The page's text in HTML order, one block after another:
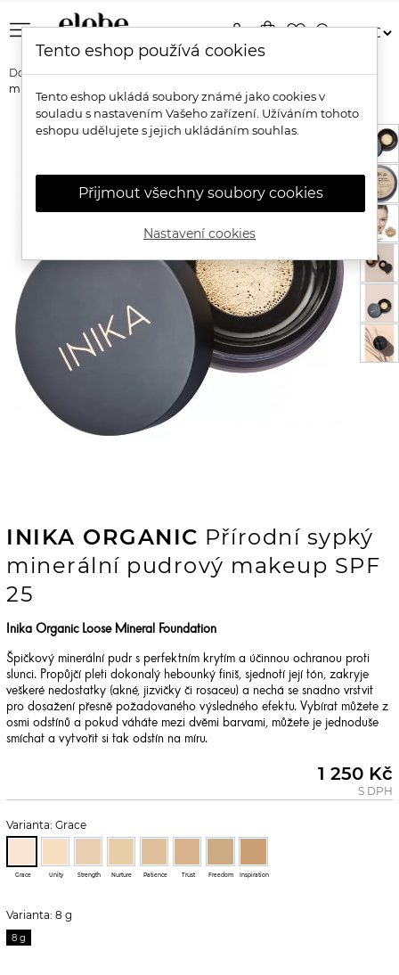
menu shopping_bagfavorite_bordersearch
person
Domů Značky Inika Organic
Inika Organic Přírodní sypký
minerální pudrový makeup SPF 25
INIKA ORGANIC Přírodní sypký
minerální pudrový makeup SPF
25
Inika Organic Loose Mineral Foundation
Špičkový minerální pudr s perfektním krytím a účinnou ochranou proti
slunci. Propůjčí pleti dokonalý hebounký finiš, sjednotí její tón, zakryje
veškeré nedostatky (akné, jizvičky či rosaceu) a nechá se snadno vrstvit
pro dosažení přesně požadovaného výsledného efektu. Vybírat můžete z
osmi odstínů a pokud váháte mezi dvěmi barvami, můžete je jednoduše
smíchat a vytvořit si tak odstín na míru.
1 250 Kč
S DPH
Varianta: Grace
Grace Unity Strength Nurture Patience Trust Freedom Inspiration
Varianta: 8 g
8 g
Tento eshop používá cookies
Tento eshop ukládá soubory známé jako cookies v
souladu s nastavením Vašeho zařízení. Užíváním tohoto
eshopu udělujete s jejich ukládáním souhlas.
Přijmout všechny soubory cookies
Nastavení cookies